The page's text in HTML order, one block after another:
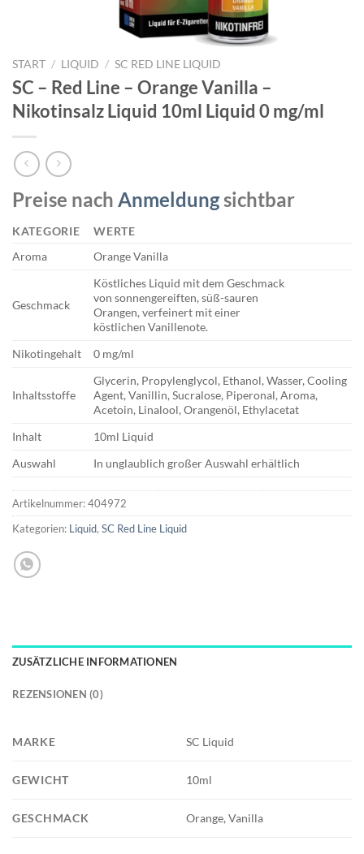
START / LIQUID / SC RED LINE LIQUID
SC – Red Line – Orange Vanilla –
Nikotinsalz Liquid 10ml Liquid 0 mg/ml
Preise nach Anmeldungsichtbar
KATEGORIE
WERTE
Aroma
Orange Vanilla
Geschmack
Köstliches Liquid mit dem Geschmack
von sonnengereiften, süß-sauren
Orangen, verfeinert mit einer
köstlichen Vanillenote.
Nikotingehalt
0 mg/ml
Inhaltsstoffe
Glycerin, Propylenglycol, Ethanol, Wasser, Cooling
Agent, Vanillin, Sucralose, Piperonal, Aroma,
Acetoin, Linalool, Orangenöl, Ethylacetat
Inhalt
10ml Liquid
Auswahl
In unglaublich großer Auswahl erhältlich
Artikelnummer:404972
Kategorien: Liquid, SC Red Line Liquid
ZUSÄTZLICHE INFORMATIONEN
REZENSIONEN (0)
MARKE SC Liquid
GEWICHT 10ml
GESCHMACK Orange, Vanilla